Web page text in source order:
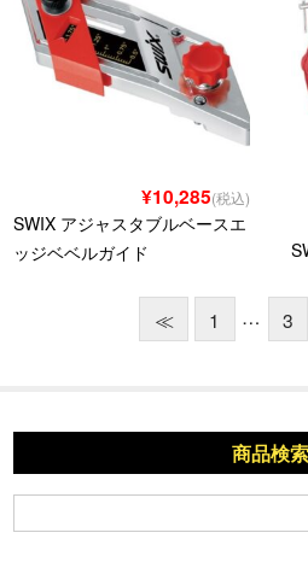
¥10,285(税込)
SWIX アジャスタブルベースエ
ッジベベルガイド
≪ 1 … 3
商品検索